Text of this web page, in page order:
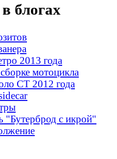
блогах
2013 года
мотоцикла
СТ 2012 года
"Бутерброд с икрой"